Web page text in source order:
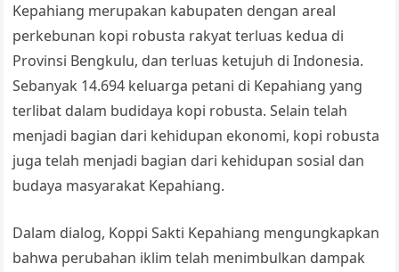
Kepahiang merupakan kabupaten dengan areal
perkebunan kopi robusta rakyat terluas kedua di
Provinsi Bengkulu, dan terluas ketujuh di Indonesia.
Sebanyak 14.694 keluarga petani di Kepahiang yang
terlibat dalam budidaya kopi robusta. Selain telah
menjadi bagian dari kehidupan ekonomi, kopi robusta
juga telah menjadi bagian dari kehidupan sosial dan
budaya masyarakat Kepahiang.
Dalam dialog, Koppi Sakti Kepahiang mengungkapkan
bahwa perubahan iklim telah menimbulkan dampak